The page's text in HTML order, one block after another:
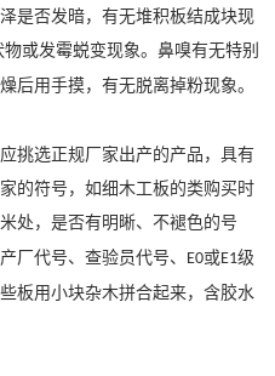
是否发暗，有无堆积板结成块现
或发霉蜕变现象。鼻嗅有无特别
后用手摸，有无脱离掉粉现象。
选正规厂家出产的产品，具有
的符号，如细木工板的类购买时
处，是否有明晰、不褪色的号
厂代号、查验员代号、 E0或E1级
板用小块杂木拼合起来，含胶水